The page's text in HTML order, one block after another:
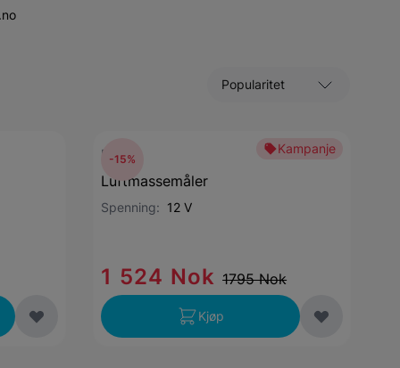
Sorter etter
Kampanje
Bosch
Luftmassemåler
Spenning: 12 V
1 524 Nok 1795 Nok
-15%
Kjøp